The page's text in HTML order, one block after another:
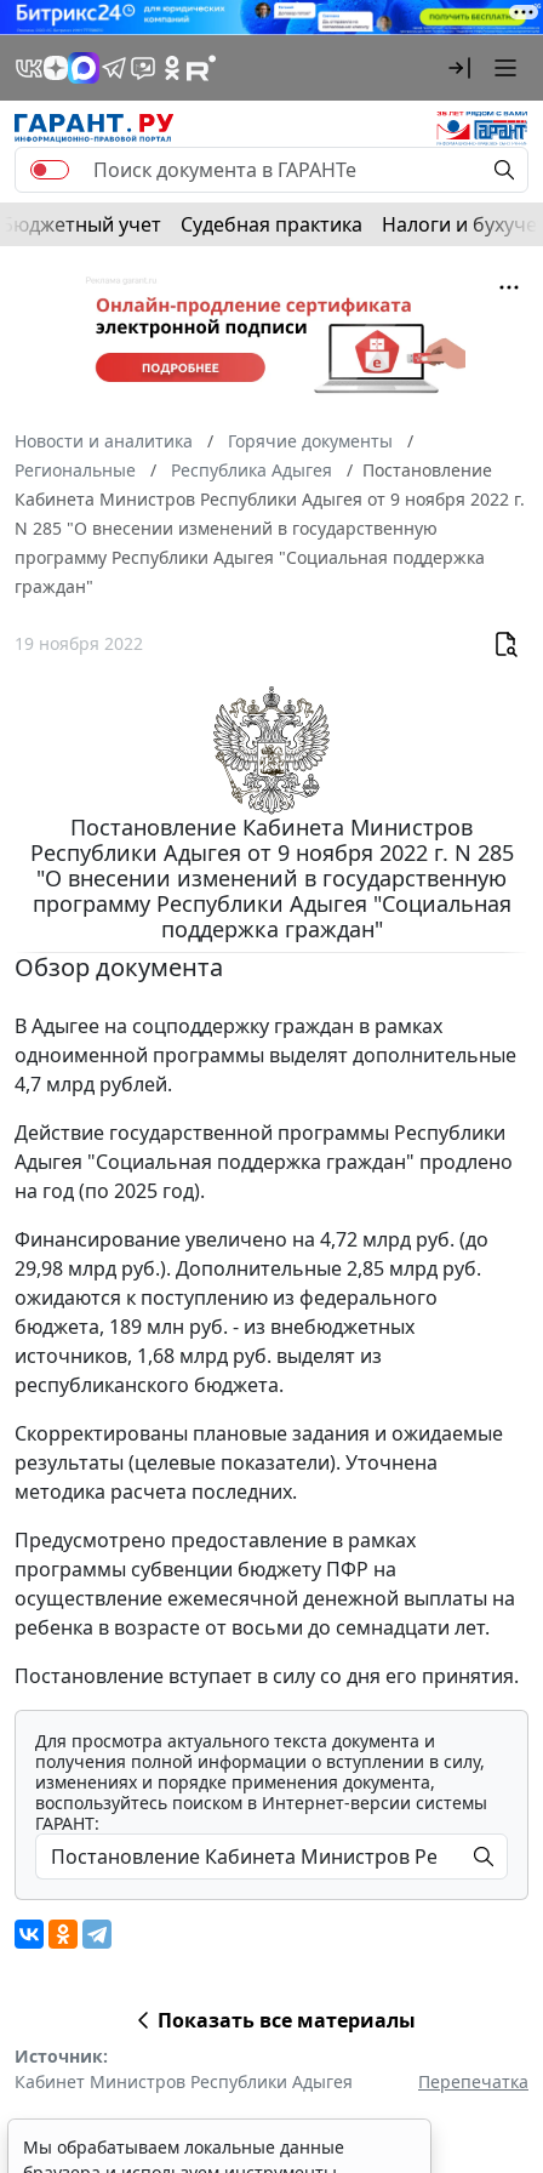
Бюджетный учет Судебная практика Налоги и
Новости и аналитика
Горячие документы
Региональные
Республика Адыгея
Постановление
Кабинета Министров Республики Адыгея от 9 ноября 2022 г.
N 285 "О внесении изменений в государственную
программу Республики Адыгея "Социальная поддержка
граждан"
19 ноября 2022
Постановление Кабинета Министров
Республики Адыгея от 9 ноября 2022 г. N 285
"О внесении изменений в государственную
программу Республики Адыгея "Социальная
поддержка граждан"
Обзор документа
В Адыгее на соцподдержку граждан в рамках
одноименной программы выделят дополнительные
4,7 млрд рублей.
Действие государственной программы Республики
Адыгея "Социальная поддержка граждан" продлено
на год (по 2025 год).
Финансирование увеличено на 4,72 млрд руб. (до
29,98 млрд руб.). Дополнительные 2,85 млрд руб.
ожидаются к поступлению из федерального
бюджета, 189 млн руб. - из внебюджетных
источников, 1,68 млрд руб. выделят из
республиканского бюджета.
Скорректированы плановые задания и ожидаемые
результаты (целевые показатели). Уточнена
методика расчета последних.
Предусмотрено предоставление в рамках
программы субвенции бюджету ПФР на
осуществление ежемесячной денежной выплаты на
ребенка в возрасте от восьми до семнадцати лет.
Постановление вступает в силу со дня его принятия.
Для просмотра актуального текста документа и
получения полной информации о вступлении в силу,
изменениях и порядке применения документа,
воспользуйтесь поиском в Интернет-версии системы
ГАРАНТ:
Показать все материалы
Источник:
Кабинет Министров Республики Адыгея
Перепечатка
Мы обрабатываем локальные данные